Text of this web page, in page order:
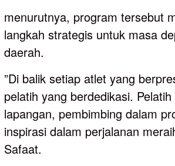
menurutnya, program tersebut
langkah strategis untuk masa
daerah.
‎”Di balik setiap atlet yang
pelatih yang berdedikasi.
lapangan, pembimbing dalam
inspirasi dalam perjalanan
Safaat.